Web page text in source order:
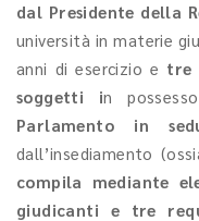
dal Presidente della
università in materie
anni di esercizio e tre
soggetti in
Parlamento in
dall’insediamento
compila mediante
giudicanti e tre